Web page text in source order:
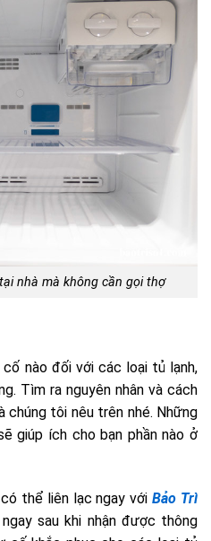
nhà mà không cần gọi thợ
nào đối với các loại tủ lạnh,
Tìm ra nguyên nhân và cách
chúng tôi nêu trên nhé. Những
giúp ích cho bạn phần nào ở
thể liên lạc ngay vớiBảo Trì
sau khi nhận được thông